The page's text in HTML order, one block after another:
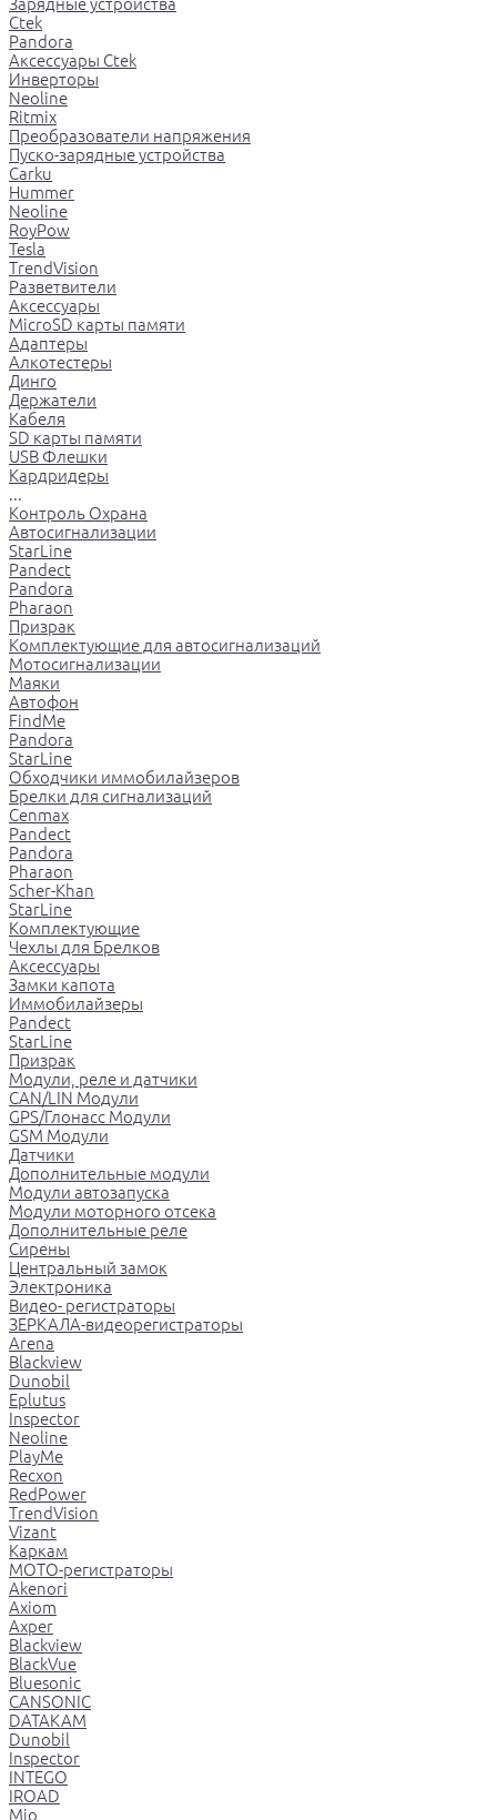
Зарядные устройства
Ctek
Pandora
Аксессуары Ctek
Инверторы
Neoline
Ritmix
Преобразователи напряжения
Пуско-зарядные устройства
Carku
Hummer
Neoline
RoyPow
Tesla
TrendVision
Разветвители
Аксессуары
MicroSD карты памяти
Адаптеры
Алкотестеры
Динго
Держатели
Кабеля
SD карты памяти
USB Флешки
Кардридеры
...
Контроль Охрана
Автосигнализации
StarLine
Pandect
Pandora
Pharaon
Призрак
Комплектующие для автосигнализаций
Мотосигнализации
Маяки
Автофон
FindMe
Pandora
StarLine
Обходчики иммобилайзеров
Брелки для сигнализаций
Cenmax
Pandect
Pandora
Pharaon
Scher-Khan
StarLine
Комплектующие
Чехлы для Брелков
Аксессуары
Замки капота
Иммобилайзеры
Pandect
StarLine
Призрак
Модули, реле и датчики
CAN/LIN Модули
GPS/Глонасс Модули
GSM Модули
Датчики
Дополнительные модули
Модули автозапуска
Модули моторного отсека
Дополнительные реле
Сирены
Центральный замок
Электроника
Видео- регистраторы
ЗЕРКАЛА-видеорегистраторы
Arena
Blackview
Dunobil
Eplutus
Inspector
Neoline
PlayMe
Recxon
RedPower
TrendVision
Vizant
Каркам
МОТО-регистраторы
Akenori
Axiom
Axper
Blackview
BlackVue
Bluesonic
CANSONIC
DATAKAM
Dunobil
Inspector
INTEGO
IROAD
Mio